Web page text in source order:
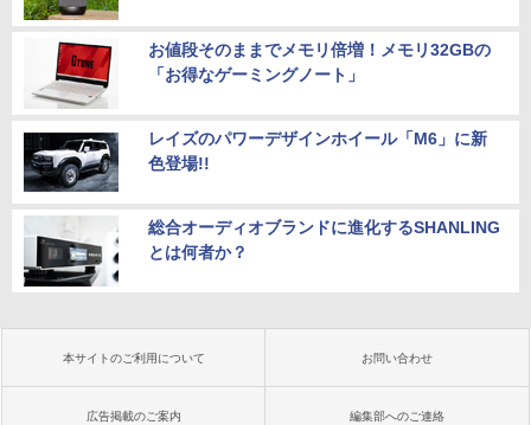
お値段そのままでメモリ倍増！メモリ32GBの
「お得なゲーミングノート」
レイズのパワーデザインホイール「M6」に新
色登場!!
総合オーディオブランドに進化するSHANLING
とは何者か？
本サイトのご利用について お問い合わせ
広告掲載のご案内 編集部へのご連絡